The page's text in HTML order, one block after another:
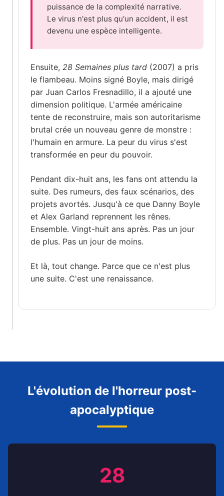
puissance de la complexité narrative.
Le virus n'est plus qu'un accident, il est
devenu une espèce intelligente.
Ensuite, 28 Semaines plus tard (2007) a pris
le flambeau. Moins signé Boyle, mais dirigé
par Juan Carlos Fresnadillo, il a ajouté une
dimension politique. L'armée américaine
tente de reconstruire, mais son autoritarisme
brutal crée un nouveau genre de monstre :
l'humain en armure. La peur du virus s'est
transformée en peur du pouvoir.
Pendant dix-huit ans, les fans ont attendu la
suite. Des rumeurs, des faux scénarios, des
projets avortés. Jusqu'à ce que Danny Boyle
et Alex Garland reprennent les rênes.
Ensemble. Vingt-huit ans après. Pas un jour
de plus. Pas un jour de moins.
Et là, tout change. Parce que ce n'est plus
une suite. C'est une renaissance.
L'évolution de l'horreur post-
apocalyptique
28